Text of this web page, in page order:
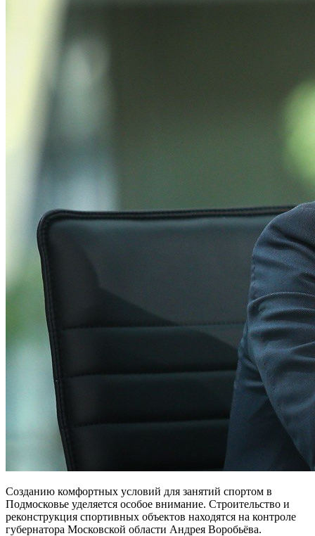
Cозданию комфортных условий для занятий спортом в
Подмосковье уделяется особое внимание. Строительство и
реконструкция спортивных объектов находятся на контроле
губернатора Московской области Андрея Воробьёва.